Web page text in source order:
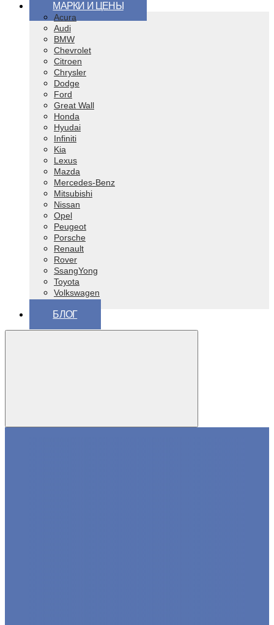
МАРКИ И ЦЕНЫ
Acura
Audi
BMW
Chevrolet
Citroen
Chrysler
Dodge
Ford
Great Wall
Honda
Hyudai
Infiniti
Kia
Lexus
Mazda
Mercedes-Benz
Mitsubishi
Nissan
Opel
Peugeot
Porsche
Renault
Rover
SsangYong
Toyota
Volkswagen
БЛОГ